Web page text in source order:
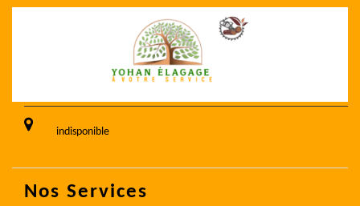
indisponible
Nos Services